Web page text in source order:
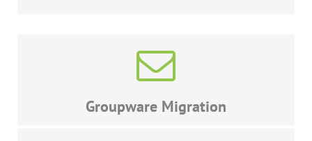
Groupware Migration